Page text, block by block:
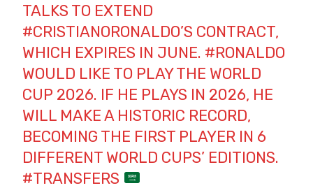
TALKS TO EXTEND
#CRISTIANORONALDO’S CONTRACT,
WHICH EXPIRES IN JUNE. #RONALDO
WOULD LIKE TO PLAY THE WORLD
CUP 2026. IF HE PLAYS IN 2026, HE
WILL MAKE A HISTORIC RECORD,
BECOMING THE FIRST PLAYER IN 6
DIFFERENT WORLD CUPS’ EDITIONS.
#TRANSFERS